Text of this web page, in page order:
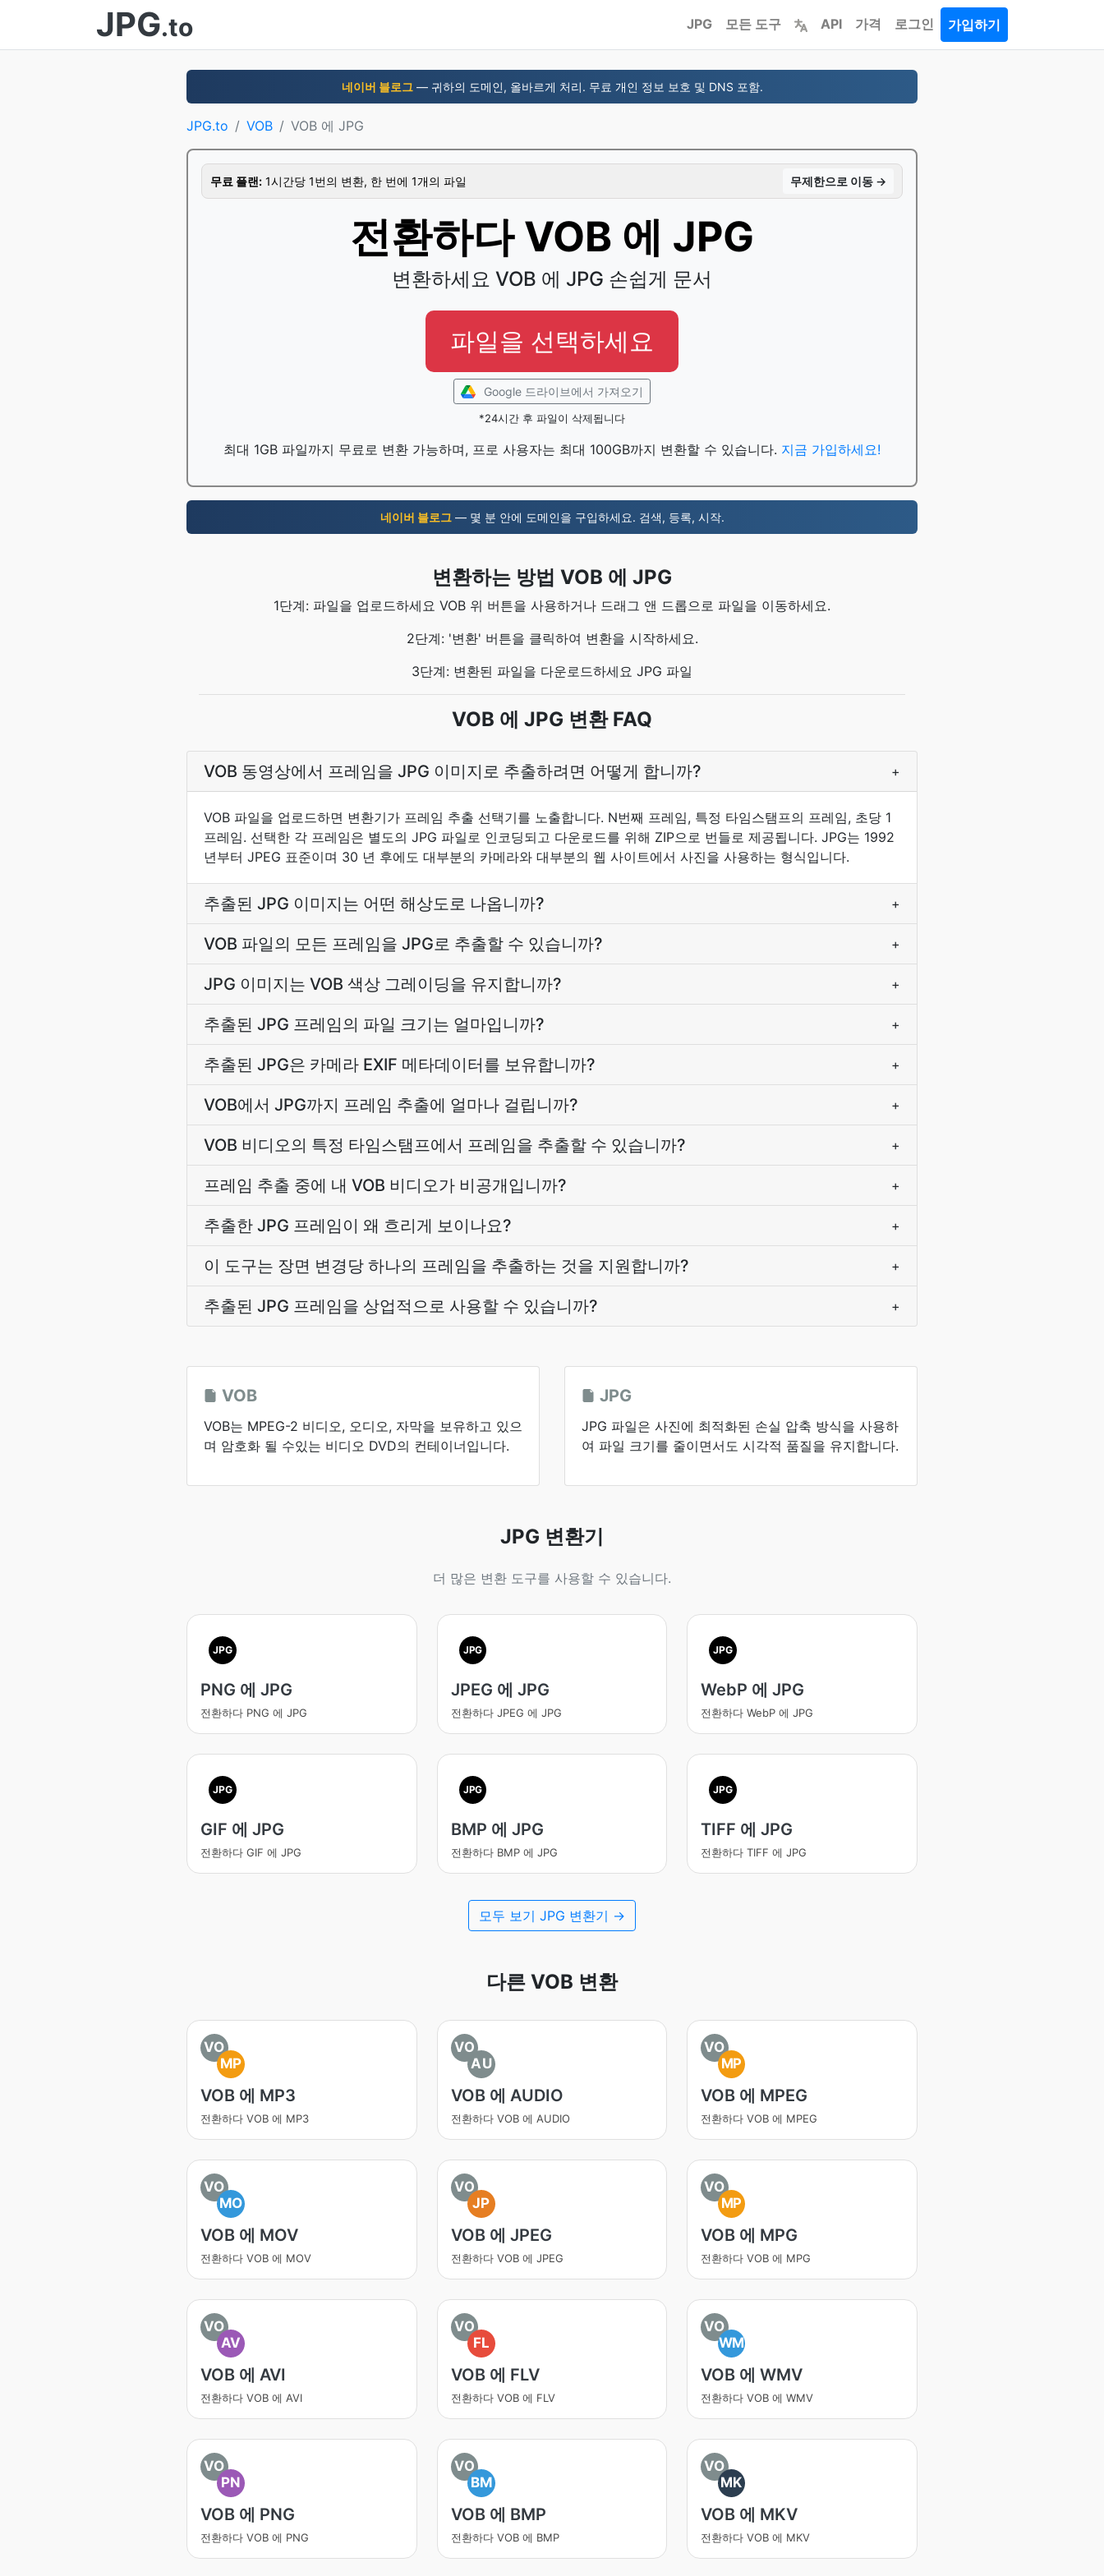
JPG.to JPG 모든 도구 API 가격 로그인 가입하기
네이버 블로그— 귀하의 도메인, 올바르게 처리. 무료 개인 정보 보호 및 DNS 포함.
JPG.to VOB VOB 에 JPG
무료 플랜: 1시간당 1번의 변환, 한 번에 1개의 파일 무제한으로 이동 →
전환하다 VOB 에 JPG
변환하세요 VOB 에 JPG 손쉽게 문서
파일을 선택하세요
Google 드라이브에서 가져오기
*24시간 후 파일이 삭제됩니다
최대 1GB 파일까지 무료로 변환 가능하며, 프로 사용자는 최대 100GB까지 변환할 수 있습니다. 지금 가입하세요!
네이버 블로그— 몇 분 안에 도메인을 구입하세요. 검색, 등록, 시작.
변환하는 방법 VOB 에 JPG
1단계: 파일을 업로드하세요 VOB 위 버튼을 사용하거나 드래그 앤 드롭으로 파일을 이동하세요.
2단계: '변환' 버튼을 클릭하여 변환을 시작하세요.
3단계: 변환된 파일을 다운로드하세요 JPG 파일
VOB 에 JPG 변환 FAQ
VOB 동영상에서 프레임을 JPG 이미지로 추출하려면 어떻게 합니까? +
VOB 파일을 업로드하면 변환기가 프레임 추출 선택기를 노출합니다. N번째 프레임, 특정 타임스탬프의 프레임, 초당 1
프레임. 선택한 각 프레임은 별도의 JPG 파일로 인코딩되고 다운로드를 위해 ZIP으로 번들로 제공됩니다. JPG는 1992
년부터 JPEG 표준이며 30 년 후에도 대부분의 카메라와 대부분의 웹 사이트에서 사진을 사용하는 형식입니다.
추출된 JPG 이미지는 어떤 해상도로 나옵니까? +
VOB 파일의 모든 프레임을 JPG로 추출할 수 있습니까? +
JPG 이미지는 VOB 색상 그레이딩을 유지합니까? +
추출된 JPG 프레임의 파일 크기는 얼마입니까? +
추출된 JPG은 카메라 EXIF 메타데이터를 보유합니까? +
VOB에서 JPG까지 프레임 추출에 얼마나 걸립니까? +
VOB 비디오의 특정 타임스탬프에서 프레임을 추출할 수 있습니까? +
프레임 추출 중에 내 VOB 비디오가 비공개입니까? +
추출한 JPG 프레임이 왜 흐리게 보이나요? +
이 도구는 장면 변경당 하나의 프레임을 추출하는 것을 지원합니까? +
추출된 JPG 프레임을 상업적으로 사용할 수 있습니까? +
VOB
VOB는 MPEG-2 비디오, 오디오, 자막을 보유하고 있으
며 암호화 될 수있는 비디오 DVD의 컨테이너입니다.
JPG
JPG 파일은 사진에 최적화된 손실 압축 방식을 사용하
여 파일 크기를 줄이면서도 시각적 품질을 유지합니다.
JPG 변환기
더 많은 변환 도구를 사용할 수 있습니다.
JPG
PNG 에 JPG
전환하다 PNG 에 JPG
JPG
JPEG 에 JPG
전환하다 JPEG 에 JPG
JPG
WebP 에 JPG
전환하다 WebP 에 JPG
JPG
GIF 에 JPG
전환하다 GIF 에 JPG
JPG
BMP 에 JPG
전환하다 BMP 에 JPG
JPG
TIFF 에 JPG
전환하다 TIFF 에 JPG
모두 보기 JPG 변환기 →
다른 VOB 변환
VO
MP
VOB 에 MP3
전환하다 VOB 에 MP3
VO
AU
VOB 에 AUDIO
전환하다 VOB 에 AUDIO
VO
MP
VOB 에 MPEG
전환하다 VOB 에 MPEG
VO
MO
VOB 에 MOV
전환하다 VOB 에 MOV
VO
JP
VOB 에 JPEG
전환하다 VOB 에 JPEG
VO
MP
VOB 에 MPG
전환하다 VOB 에 MPG
VO
AV
VOB 에 AVI
전환하다 VOB 에 AVI
VO
FL
VOB 에 FLV
전환하다 VOB 에 FLV
VO
WM
VOB 에 WMV
전환하다 VOB 에 WMV
VO
PN
VOB 에 PNG
전환하다 VOB 에 PNG
VO
BM
VOB 에 BMP
전환하다 VOB 에 BMP
VO
MK
VOB 에 MKV
전환하다 VOB 에 MKV